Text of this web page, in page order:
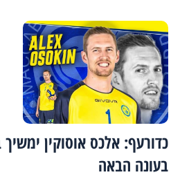
כדורעף: אלכס אוסוקין
בעונה הבאה